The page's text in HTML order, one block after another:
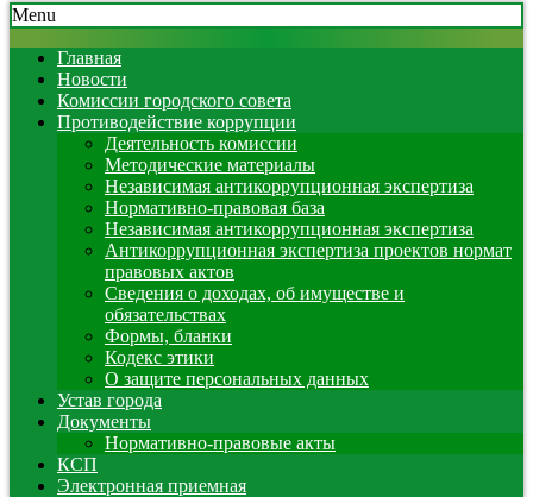
Skip
to
content
Secondary
Navigation
Menu
Menu
Главная
Новости
Комиссии городского совета
Противодействие коррупции
Деятельность комиссии
Методические материалы
Независимая антикоррупционная экспертиза
Нормативно-правовая база
Независимая антикоррупционная экспертиза
Антикоррупционная экспертиза проектов нормат
правовых актов
Сведения о доходах, об имуществе и
обязательствах
Формы, бланки
Кодекс этики
О защите персональных данных
Устав города
Документы
Нормативно-правовые акты
КСП
Электронная приемная